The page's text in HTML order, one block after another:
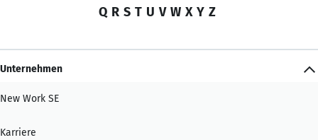
Q R S T U V W X Y Z
Unternehmen
New Work SE
Karriere